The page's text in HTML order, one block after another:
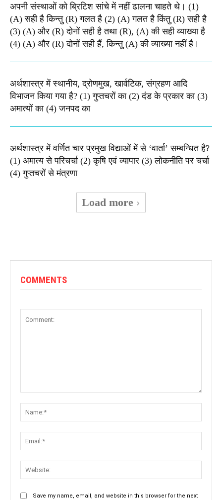
अपनी संस्थाओं को ब्रिटिश सांचे में नहीं ढालना चाहते थे। (1)
(A) सही है किन्तु (R) गलत है (2) (A) गलत है किंतु (R) सही है
(3) (A) और (R) दोनों सही है तथा (R), (A) की सही व्याख्या है
(4) (A) और (R) दोनों सही हैं, किन्तु (A) की व्याख्या नहीं है।
अर्थशास्त्र में स्थानीय, द्रोणमुख, खार्वटिक, संग्रहण आदि
विभाजन किया गया है? (1) गुप्तचरों का (2) दंड के प्रकार का (3)
अमात्यों का (4) जनपद का
अर्थशास्त्र में वर्णित चार प्रमुख विद्याओं में से ‘वार्ता’ सम्बन्धित है?
(1) अमात्य से परिचर्चा (2) कृषि एवं व्यापार (3) लोकनीति पर चर्चा
(4) गुप्तचरों से मंत्रणा
Load more
COMMENTS
Save my name, email, and website in this browser for the next